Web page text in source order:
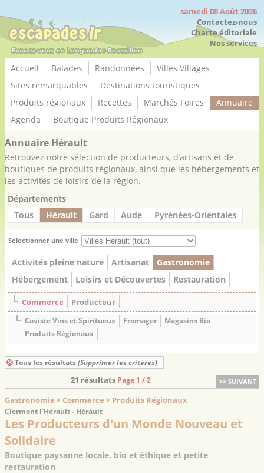
samedi 08 Août 2026
Contactez-nous
Charte éditoriale
Nos services
Accueil Balades Randonnées
Villes Villages
Sites remarquables
Destinations touristiques
Produits régionaux
Recettes Marchés Foires
Annuaire
Agenda
Boutique Produits Régionaux
Annuaire Hérault
Retrouvez notre sélection de producteurs, d’artisans et de
boutiques de produits régionaux, ainsi que les hébergements et
les activités de loisirs de la région.
Départements
Tous
Hérault Gard Aude Pyrénées-Orientales
Sélectionner une ville
Activités pleine nature Artisanat
Gastronomie
Hébergement
Loisirs et Découvertes Restauration
Commerce Producteur
Caviste Vins et Spiritueux Fromager
Magasins Bio
Produits Régionaux
Tous les résultats (Supprimer les critères)
>> SUIVANT
21 résultats Page 1 / 2
Gastronomie > Commerce > Produits Régionaux
Clermont l'Hérault - Hérault
Les Producteurs d'un Monde Nouveau et
Solidaire
Boutique paysanne locale, bio et éthique et petite
restauration